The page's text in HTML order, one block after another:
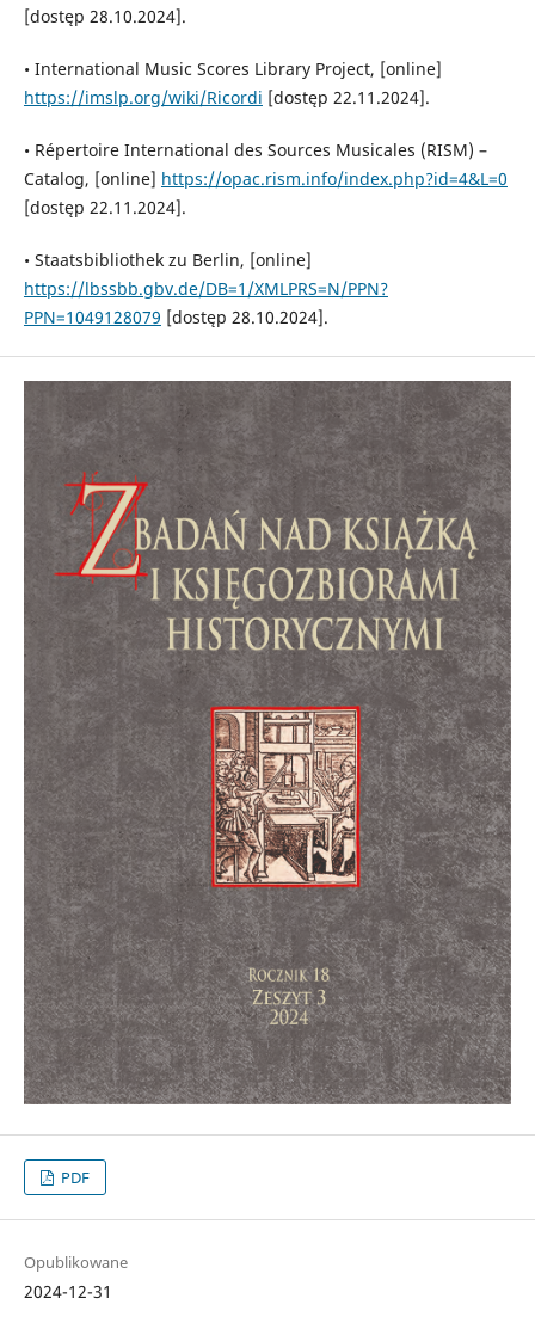
[dostęp 28.10.2024].
• International Music Scores Library Project, [online]
https://imslp.org/wiki/Ricordi [dostęp 22.11.2024].
• Répertoire International des Sources Musicales (RISM) –
Catalog, [online] https://opac.rism.info/index.php?id=4&L=0
[dostęp 22.11.2024].
• Staatsbibliothek zu Berlin, [online]
https://lbssbb.gbv.de/DB=1/XMLPRS=N/PPN?
PPN=1049128079 [dostęp 28.10.2024].
PDF
Opublikowane
2024-12-31